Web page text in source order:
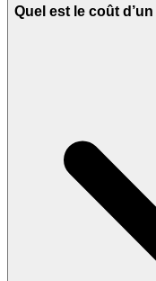
Quel est le coût